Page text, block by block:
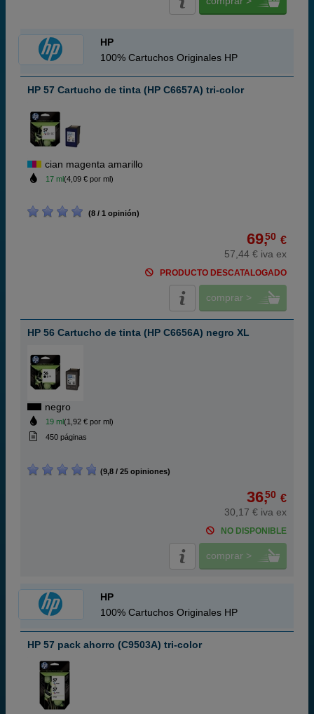
HP
100% Cartuchos Originales HP
HP 57 Cartucho de tinta (HP C6657A) tri-color
cian magenta amarillo
17 ml(4,09 € por ml)
(8 / 1 opinión)
69,50 €
57,44 € iva ex
PRODUCTO DESCATALOGADO
comprar >
HP 56 Cartucho de tinta (HP C6656A) negro XL
negro
19 ml(1,92 € por ml)
450 páginas
(9,8 / 25 opiniones)
36,50 €
30,17 € iva ex
NO DISPONIBLE
comprar >
HP
100% Cartuchos Originales HP
HP 57 pack ahorro (C9503A) tri-color